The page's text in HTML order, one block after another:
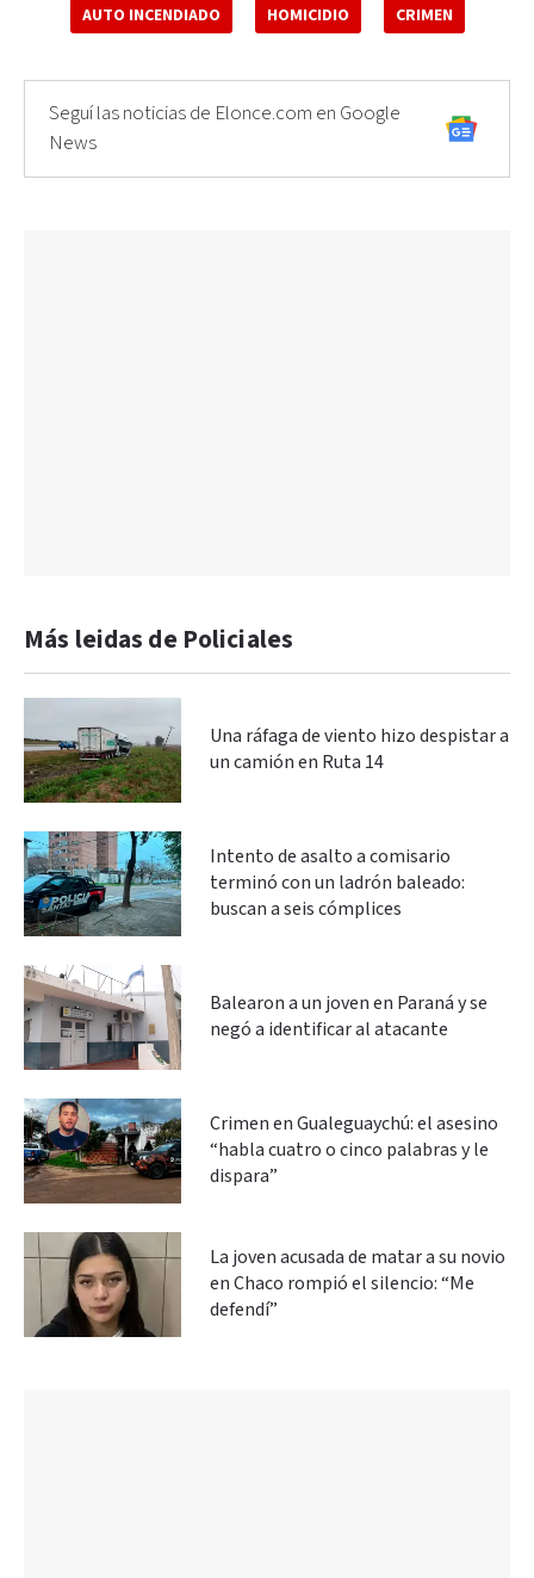
AUTO INCENDIADO HOMICIDIO CRIMEN
Seguí las noticias de Elonce.com en Google
News
Más leidas de Policiales
Una ráfaga de viento hizo despistar a
un camión en Ruta 14
Intento de asalto a comisario
terminó con un ladrón baleado:
buscan a seis cómplices
Balearon a un joven en Paraná y se
negó a identificar al atacante
Crimen en Gualeguaychú: el asesino
“habla cuatro o cinco palabras y le
dispara”
La joven acusada de matar a su novio
en Chaco rompió el silencio: “Me
defendí”